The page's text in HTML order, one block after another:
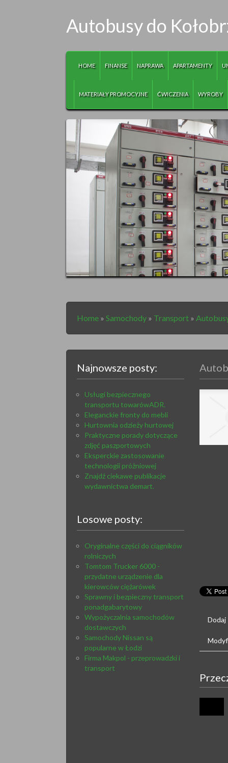
Autobusy do
HOME FINANSE NAPRAWA APARTAMENTY
MATERIAŁY PROMOCYJNE ĆWICZENIA WYROBY
Home » Samochody » Transport »
Najnowsze posty:
Usługi bezpiecznego
transportu towarówADR.
Eleganckie fronty do mebli
Hurtownia odzieży hurtowej
Praktyczne porady dotyczące
zdjęć paszportowych
Eksperckie zastosowanie
technologii próżniowej
Znajdź ciekawe publikacje
wydawnictwa demart.
Losowe posty:
Oryginalne części do ciągników
rolniczych
Tomtom Trucker 6000 -
przydatne urządzenie dla
kierowców ciężarówek
Sprawny i bezpieczny transport
ponadgabarytowy
Wypożyczalnia samochodów
dostawczych
Samochody Nissan są
popularne w Łodzi
Firma Makpol - przeprowadzki i
transport
Dodaj